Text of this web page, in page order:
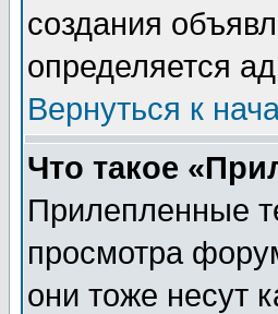
создания
определяется
Вернуться к
Что такое
Прилепленные
просмотра
они тоже несут